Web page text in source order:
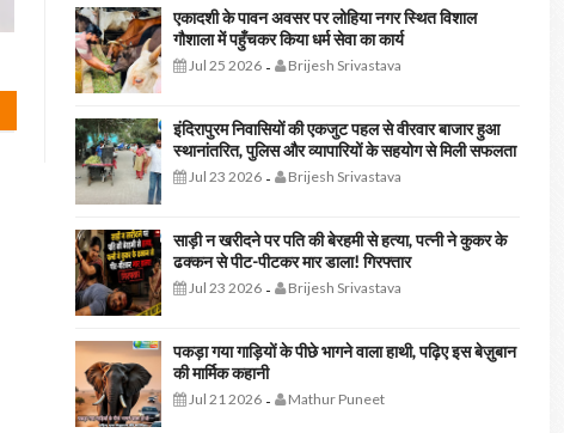
एकादशी के पावन अवसर पर लोहिया नगर स्थित विशाल
गौशाला में पहुँचकर किया धर्म सेवा का कार्य
Jul 25 2026- Brijesh Srivastava
इंदिरापुरम निवासियों की एकजुट पहल से वीरवार बाजार हुआ
स्थानांतरित, पुलिस और व्यापारियों के सहयोग से मिली सफलता
Jul 23 2026- Brijesh Srivastava
साड़ी न खरीदने पर पति की बेरहमी से हत्या, पत्नी ने कुकर के
ढक्कन से पीट-पीटकर मार डाला! गिरफ्तार
Jul 23 2026- Brijesh Srivastava
पकड़ा गया गाड़ियों के पीछे भागने वाला हाथी, पढ़िए इस बेज़ुबान
की मार्मिक कहानी
Jul 21 2026- Mathur Puneet